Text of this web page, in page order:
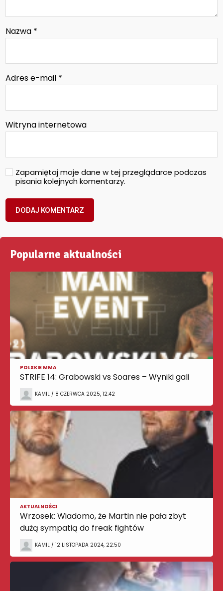
Nazwa *
Adres e-mail *
Witryna internetowa
Zapamiętaj moje dane w tej przeglądarce podczas
pisania kolejnych komentarzy.
Popularne aktualności
POLSKIE MMA
STRIFE 14: Grabowski vs Soares – Wyniki gali
KAMIL / 8 CZERWCA 2025, 12:42
AKTUALNOŚCI
Wrzosek: Wiadomo, że Martin nie pała zbyt
dużą sympatią do freak fightów
KAMIL / 12 LISTOPADA 2024, 22:50